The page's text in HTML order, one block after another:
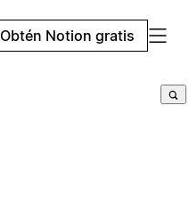
Obtén Notion gratis